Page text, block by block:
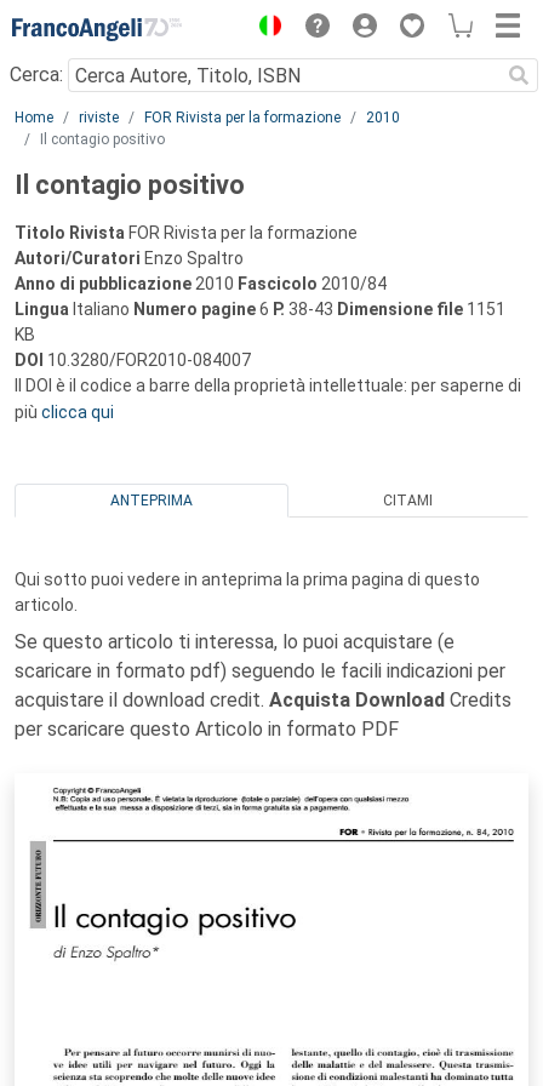
Menu
Cerca:
Main content
Home riviste FOR Rivista per la formazione
2010
Il contagio positivo
Il contagio positivo
Titolo Rivista FOR Rivista per la formazione
Autori/Curatori Enzo Spaltro
Anno di pubblicazione 2010 Fascicolo 2010/84
Lingua Italiano Numero pagine6 P. 38-43 Dimensione file 1151
KB
DOI 10.3280/FOR2010-084007
Il DOI è il codice a barre della proprietà intellettuale: per saperne di
più clicca qui
ANTEPRIMA CITAMI
Qui sotto puoi vedere in anteprima la prima pagina di questo
articolo.
Se questo articolo ti interessa, lo puoi acquistare (e
scaricare in formato pdf) seguendo le facili indicazioni per
acquistare il download credit. Acquista Download Credits
per scaricare questo Articolo in formato PDF